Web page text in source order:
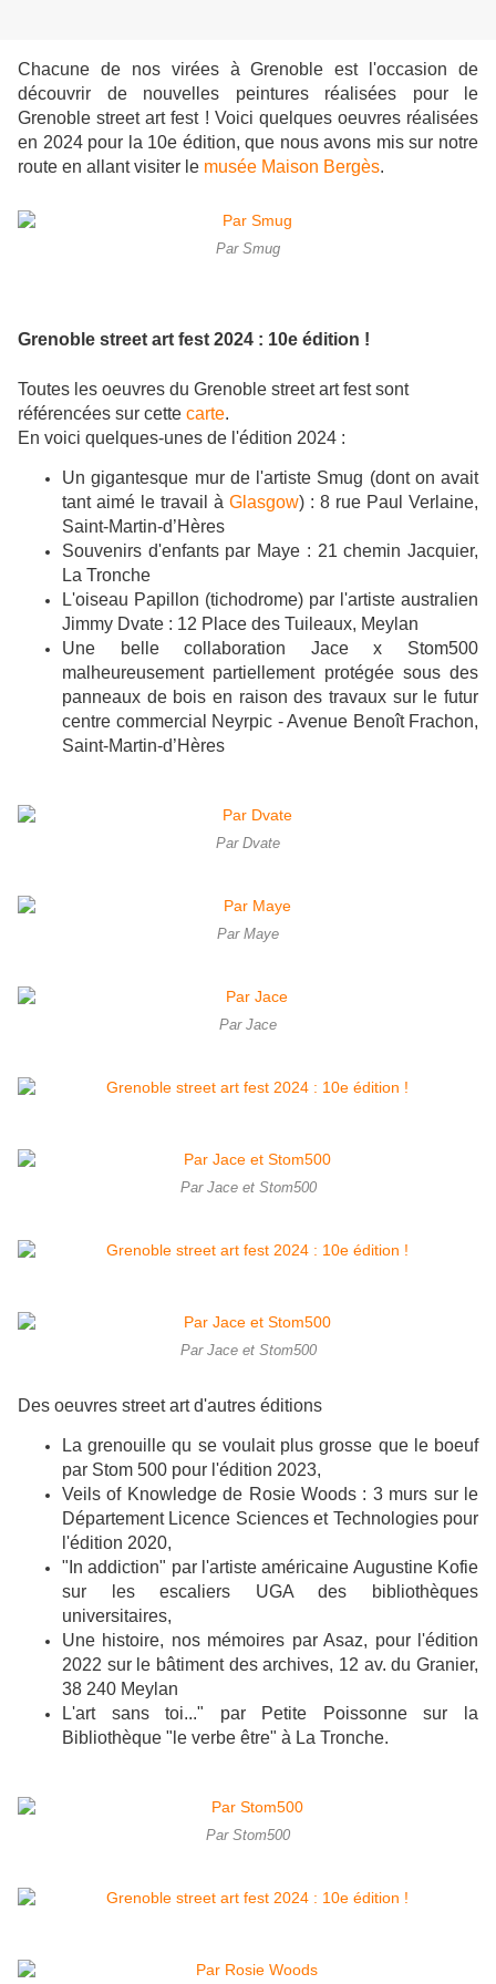
Chacune de nos virées à Grenoble est l'occasion de
découvrir de nouvelles peintures réalisées pour le
Grenoble street art fest ! Voici quelques oeuvres réalisées
en 2024 pour la 10e édition, que nous avons mis sur notre
route en allant visiter le musée Maison Bergès.
Par Smug
Grenoble street art fest 2024 : 10e édition !
Toutes les oeuvres du Grenoble street art fest sont
référencées sur cette carte.
En voici quelques-unes de l'édition 2024 :
Un gigantesque mur de l'artiste Smug (dont on avait
tant aimé le travail à Glasgow) : 8 rue Paul Verlaine,
Saint-Martin-d’Hères
Souvenirs d'enfants par Maye : 21 chemin Jacquier,
La Tronche
L'oiseau Papillon (tichodrome) par l'artiste australien
Jimmy Dvate : 12 Place des Tuileaux, Meylan
Une belle collaboration Jace x Stom500
malheureusement partiellement protégée sous des
panneaux de bois en raison des travaux sur le futur
centre commercial Neyrpic - Avenue Benoît Frachon,
Saint-Martin-d’Hères
Par Dvate
Par Maye
Par Jace
Par Jace et Stom500
Par Jace et Stom500
Des oeuvres street art d'autres éditions
La grenouille qu se voulait plus grosse que le boeuf
par Stom 500 pour l'édition 2023,
Veils of Knowledge de Rosie Woods : 3 murs sur le
Département Licence Sciences et Technologies pour
l'édition 2020,
"In addiction" par l'artiste américaine Augustine Kofie
sur les escaliers UGA des bibliothèques
universitaires,
Une histoire, nos mémoires par Asaz, pour l'édition
2022 sur le bâtiment des archives, 12 av. du Granier,
38 240 Meylan
L'art sans toi..." par Petite Poissonne sur la
Bibliothèque "le verbe être" à La Tronche.
Par Stom500